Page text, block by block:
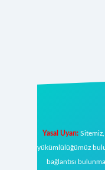
Yasal Uyarı:Sitemiz,
yükümlülüğümüz
bağlantısı